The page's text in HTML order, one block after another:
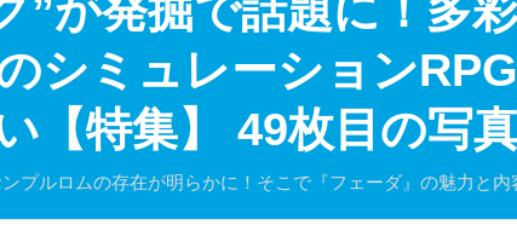
”が発掘で話題に！多
シミュレーションRPG
【特集】 49枚目の写
プルロムの存在が明らかに！そこで『フェーダ』の魅力と内